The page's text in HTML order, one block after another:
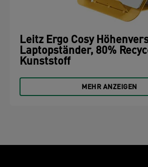
Leitz Ergo Cosy
Laptopständer, 80%
Kunststoff
MEHR ANZEIGEN